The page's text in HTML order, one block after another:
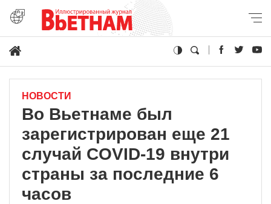
НОВОСТИ
Во Вьетнаме был
зарегистрирован еще 21
случай COVID-19 внутри
страны за последние 6
часов